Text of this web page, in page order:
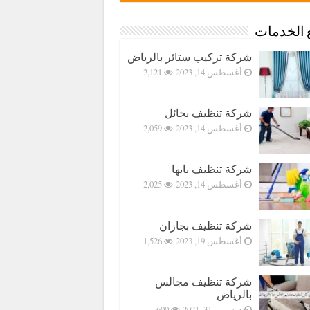
الخدمات
شركة تركيب ستائر بالرياض
أغسطس 14, 2023 2,121
شركة تنظيف بحائل
أغسطس 14, 2023 2,059
شركة تنظيف بابها
أغسطس 14, 2023 2,025
شركة تنظيف بجازان
أغسطس 19, 2023 1,526
شركة تنظيف مجالس
بالرياض